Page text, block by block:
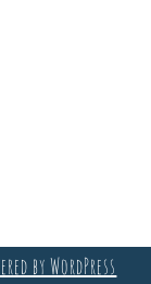
by WordPress